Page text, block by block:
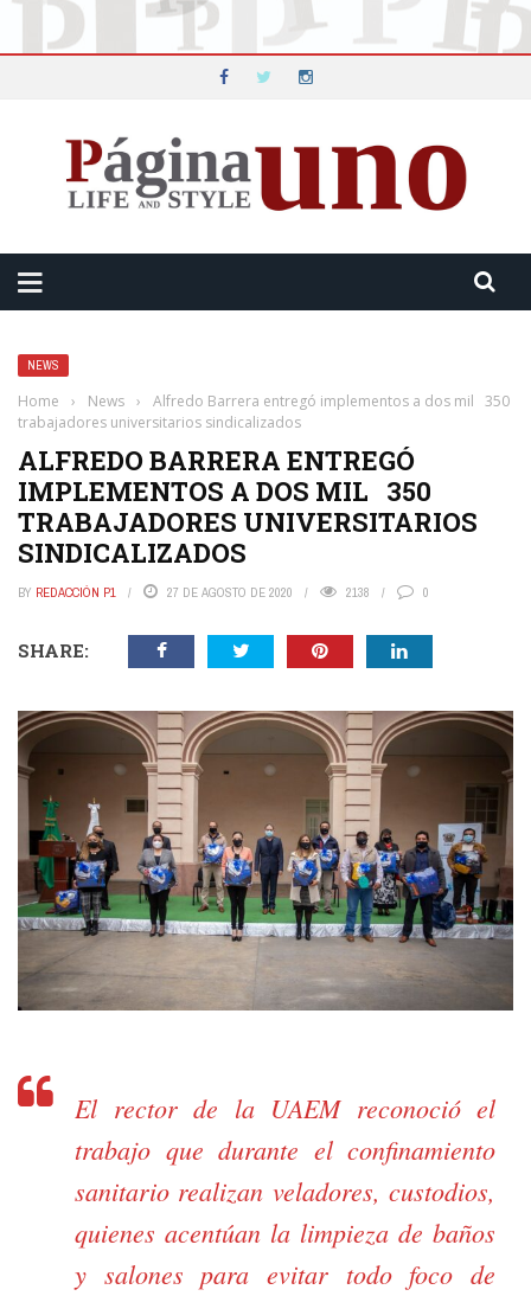
NEWS
Home › News ›
Alfredo Barrera entregó implementos a dos mil 350
trabajadores universitarios sindicalizados
ALFREDO BARRERA ENTREGÓ
IMPLEMENTOS A DOS MIL 350
TRABAJADORES UNIVERSITARIOS
SINDICALIZADOS
BY REDACCIÓN P1 27 DE AGOSTO DE 2020 2138 0
SHARE:
El rector de la UAEM reconoció el
trabajo que durante el confinamiento
sanitario realizan veladores, custodios,
quienes acentúan la limpieza de baños
y salones para evitar todo foco de